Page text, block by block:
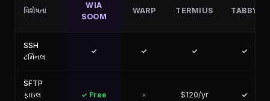
વિશેષતા
WIA
SOOM
WARP TERMIUS TABBY
SSH
ટર્મિનલ
✓ ✓ ✓ ✓
SFTP
ફાઇલ
✓ Free ✗ $120/yr ✓